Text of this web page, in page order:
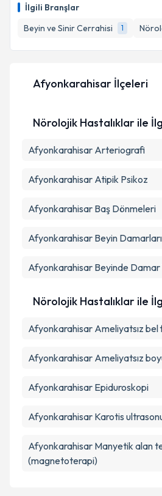
İlgili Branşlar
Beyin ve Sinir Cerrahisi
1
için bir takvim hazırlandığında
bilgilendireceğiz.
E-posta Adresiniz
Metni 'ni okudum ve kişisel
Takvim
Afyonkarahisar İlçeleri
Nörolojik Hastalıklar ile
Afyonkarahisar Arteriografi
Afyonkarahisar Atipik Psikoz
Afyonkarahisar Baş Dönmeleri
Afyonkarahisar Beyin
Afyonkarahisar Beyinde Damar
Nörolojik Hastalıklar ile
Afyonkarahisar Ameliyatsız bel
Afyonkarahisar Ameliyatsız
Afyonkarahisar Epiduroskopi
Afyonkarahisar Karotis
Afyonkarahisar Manyetik alan
(magnetoterapi)